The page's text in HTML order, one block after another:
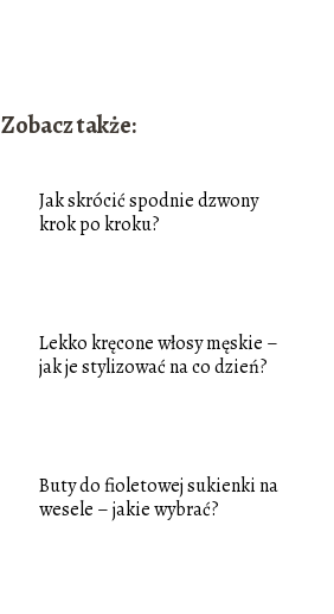
Zobacz także:
Jak skrócić spodnie dzwony
krok po kroku?
Lekko kręcone włosy męskie –
jak je stylizować na co dzień?
Buty do fioletowej sukienki na
wesele – jakie wybrać?